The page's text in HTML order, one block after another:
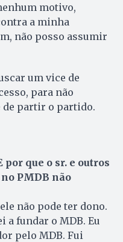
motivo,
a minha
não posso assumir
um vice de
para não
de partir o partido.
que o sr. e outros
PMDB não
não pode ter dono.
a fundar o MDB. Eu
pelo MDB. Fui